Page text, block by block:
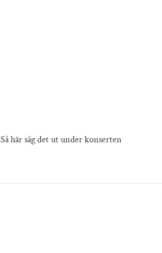
Så här såg det ut under konserten